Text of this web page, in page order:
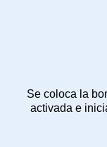
Se coloca la
activada e